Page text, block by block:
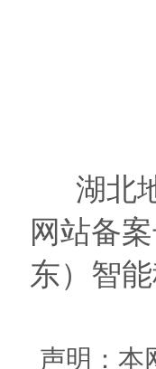
湖北
网站备案
东）智
声明：本